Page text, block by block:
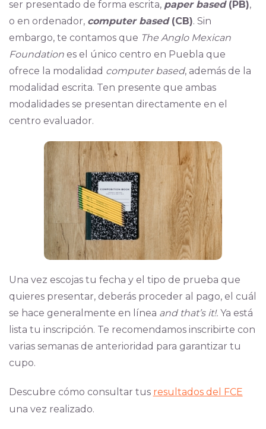
ser presentado de forma escrita, paper based(PB),
o en ordenador, computer based (CB). Sin
embargo, te contamos que The Anglo Mexican
Foundationes el único centro en Puebla que
ofrece la modalidad computer based, además de la
modalidad escrita. Ten presente que ambas
modalidades se presentan directamente en el
centro evaluador.
Una vez escojas tu fecha y el tipo de prueba que
quieres presentar, deberás proceder al pago, el cuál
se hace generalmente en línea and that’s it!. Ya está
lista tu inscripción. Te recomendamos inscribirte con
varias semanas de anterioridad para garantizar tu
cupo.
Descubre cómo consultar tus resultados del FCE
una vez realizado.